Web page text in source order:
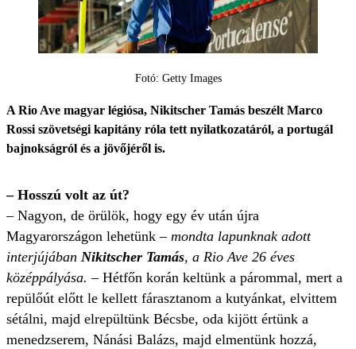
Fotó: Getty Images
A Rio Ave magyar légiósa, Nikitscher Tamás beszélt Marco
Rossi szövetségi kapitány róla tett nyilatkozatáról, a portugál
bajnokságról és a jövőjéről is.
– Hosszú volt az út?
– Nagyon, de örülök, hogy egy év után újra
Magyarországon lehetünk – mondta lapunknak adott
interjújában Nikitscher Tamás, a Rio Ave 26 éves
középpályása.– Hétfőn korán keltünk a párommal, mert a
repülőút előtt le kellett fárasztanom a kutyánkat, elvittem
sétálni, majd elrepültünk Bécsbe, oda kijött értünk a
menedzserem, Nánási Balázs, majd elmentünk hozzá,